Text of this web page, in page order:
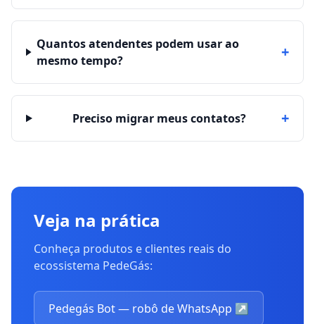
Quantos atendentes podem usar ao
mesmo tempo?
+
Preciso migrar meus contatos? +
Veja na prática
Conheça produtos e clientes reais do
ecossistema PedeGás:
Pedegás Bot — robô de WhatsApp ↗